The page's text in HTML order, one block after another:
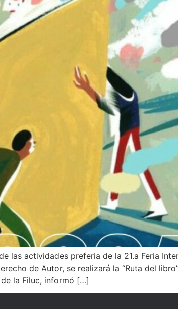
las actividades preferia de la 21.a Feria
de Autor, se realizará la “Ruta del
la Filuc, informó […]